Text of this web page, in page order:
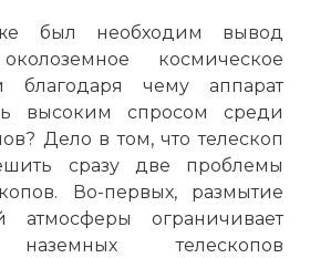
был необходим вывод
космическое
благодаря чему аппарат
высоким спросом среди
Дело в том, что телескоп
сразу две проблемы
Во-первых, размытие
атмосферы ограничивает
наземных телескопов